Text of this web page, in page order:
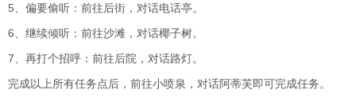
5、偏要偷听：前往后街，对话电话亭。
6、继续倾听：前往沙滩，对话椰子树。
7、再打个招呼：前往后院，对话路灯。
完成以上所有任务点后，前往小喷泉，对话阿蒂芙即可完成任务。